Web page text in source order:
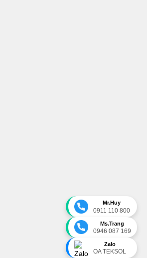
Mr.Huy
0911 110 800
Ms.Trang
0946 087 169
Zalo
OA TEKSOL